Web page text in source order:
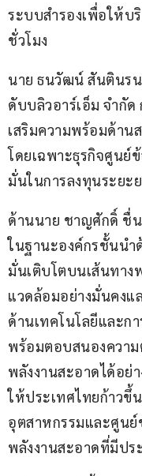
ระบบสำรองเพื่อให้บ
ชั่วโมง
นาย ธนวัฒน์ สันตินร
ดับบลิวอาร์เอ็ม จำกัด
เสริมความพร้อมด้าน
โดยเฉพาะธุรกิจศูนย์
มั่นในการลงทุนระยะ
ด้านนาย ชาญศักดิ์ ชื่น
ในฐานะองค์กรชั้นนำ
มั่นเติบโตบนเส้นทาง
แวดล้อมอย่างมั่นคงแ
ด้านเทคโนโลยีและก
พร้อมตอบสนองความ
พลังงานสะอาดได้อย่
ให้ประเทศไทยก้าวขึ้
อุตสาหกรรมและศูนย์
พลังงานสะอาดที่มีป